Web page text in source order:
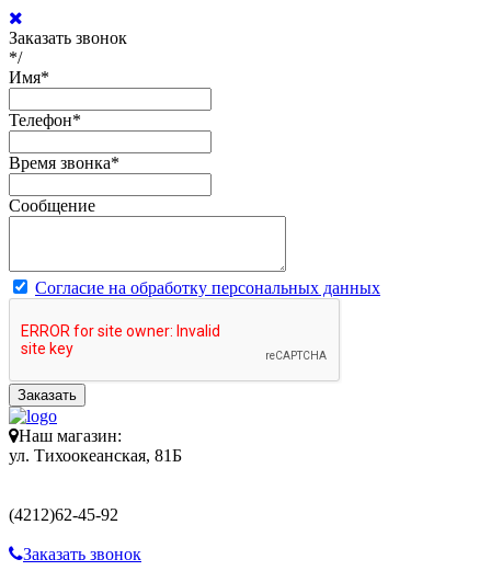
Заказать звонок
*/
Имя*
Телефон*
Время звонка*
Сообщение
Согласие на обработку персональных данных
Заказать
Наш магазин:
ул. Тихоокеанская, 81Б
(4212)62-45-92
Заказать звонок